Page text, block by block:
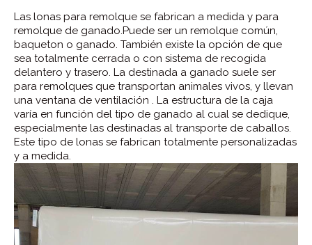
Las lonas para remolque se fabrican a medida y para
remolque de ganado.Puede ser un remolque común,
baqueton o ganado. También existe la opción de que
sea totalmente cerrada o con sistema de recogida
delantero y trasero. La destinada a ganado suele ser
para remolques que transportan animales vivos, y llevan
una ventana de ventilación . La estructura de la caja
varía en función del tipo de ganado al cual se dedique,
especialmente las destinadas al transporte de caballos.
Este tipo de lonas se fabrican totalmente personalizadas
y a medida.